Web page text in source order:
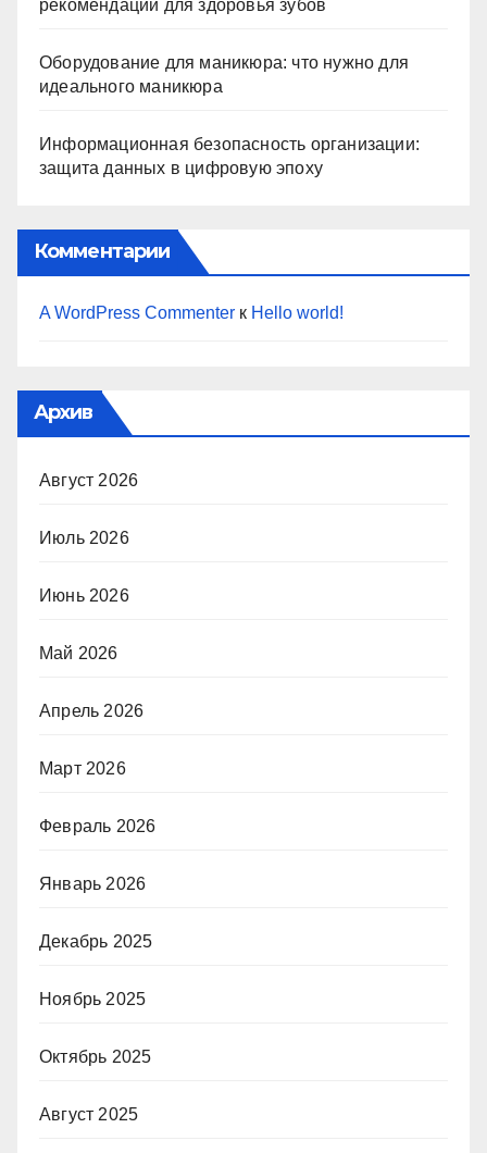
рекомендации для здоровья зубов
Оборудование для маникюра: что нужно для
идеального маникюра
Информационная безопасность организации:
защита данных в цифровую эпоху
Комментарии
A WordPress Commenter к Hello world!
Архив
Август 2026
Июль 2026
Июнь 2026
Май 2026
Апрель 2026
Март 2026
Февраль 2026
Январь 2026
Декабрь 2025
Ноябрь 2025
Октябрь 2025
Август 2025